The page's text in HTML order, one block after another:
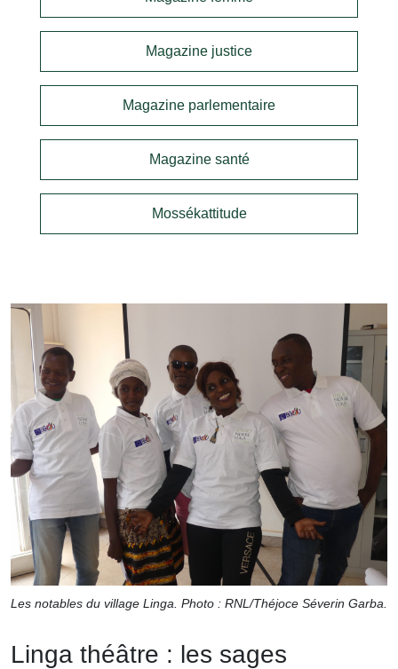
Magazine justice
Magazine parlementaire
Magazine santé
Mossékattitude
Les notables du village Linga. Photo : RNL/Théjoce Séverin Garba.
Linga théâtre : les sages